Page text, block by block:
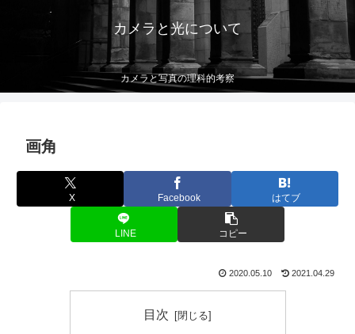
カメラと光について
カメラと写真の理科的考察
画角
X Facebook はてブ
LINE コピー
2020.05.10 2021.04.29
目次